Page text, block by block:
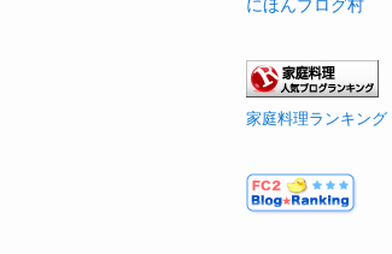
にほんブログ村
家庭料理ランキング